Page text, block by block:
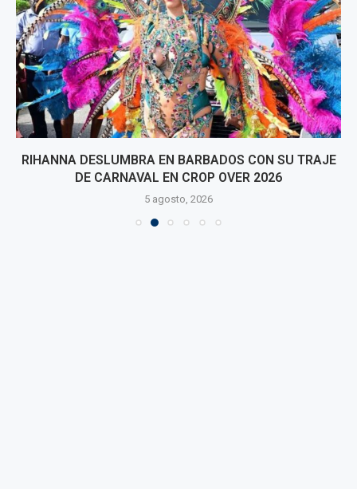
RIHANNA DESLUMBRA EN BARBADOS CON SU TRAJE
DE CARNAVAL EN CROP OVER 2026
5 agosto, 2026